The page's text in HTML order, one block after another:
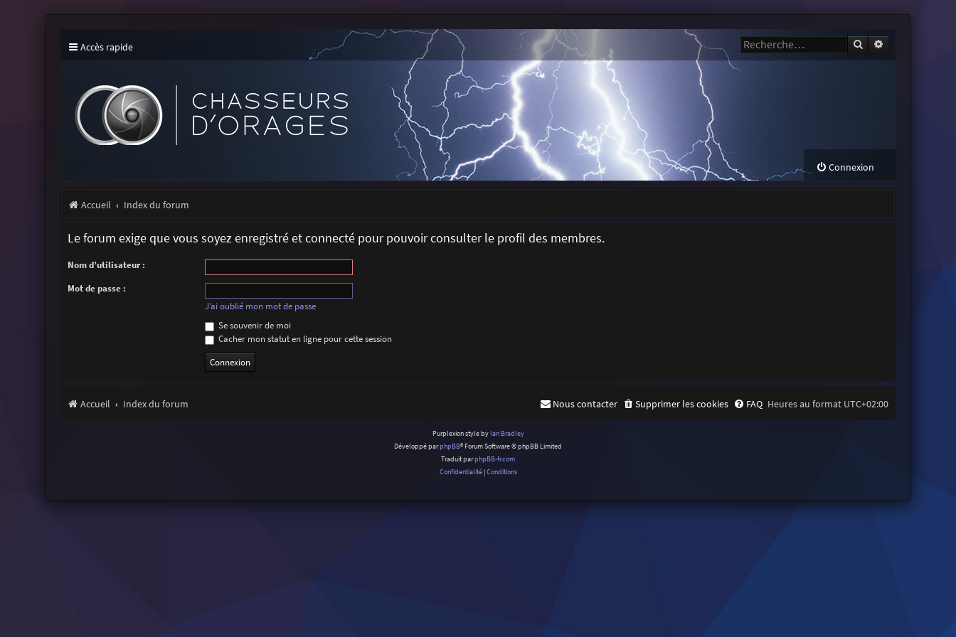
Accès rapide Rechercher
Connexion
Accueil Index du forum
Le forum exige que vous soyez enregistré et connecté pour pouvoir consulter le profil des membres.
Nom d’utilisateur :
Mot de passe :
J’ai oublié mon mot de passe
Se souvenir de moi
Cacher mon statut en ligne pour cette session
Accueil Index du forum Heures au format UTC+02:00
FAQ
Supprimer les cookies
Nous contacter
Purplexion style by Ian Bradley
Développé parphpBB® Forum Software © phpBB Limited
Traduit parphpBB-fr.com
Confidentialité|Conditions